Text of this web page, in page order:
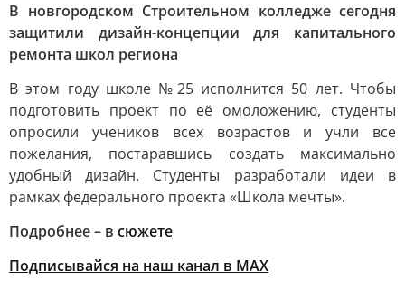
В новгородском Строительном колледже сегодня
защитили дизайн-концепции для капитального
ремонта школ региона
В этом году школе №25 исполнится 50 лет. Чтобы
подготовить проект по её омоложению, студенты
опросили учеников всех возрастов и учли все
пожелания, постаравшись создать максимально
удобный дизайн. Студенты разработали идеи в
рамках федерального проекта «Школа мечты».
Подробнее – в сюжете
Подписывайся на наш канал в MAX